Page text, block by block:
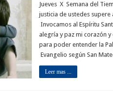
Jueves X Semana del
justicia de ustedes supere
Invocamos al Espíritu
alegría y paz mi corazón
para poder entender la
Evangelio según San
Leer mas ...